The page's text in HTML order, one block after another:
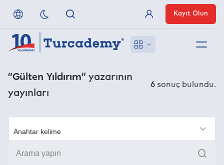
Referanslarımız
Uzaktan Erişim
Nasıl Erişirim
Üye Girişi
Kayıt Olun
“Gülten Yıldırım” yazarının
yayınları
6 sonuç bulundu.
Ara